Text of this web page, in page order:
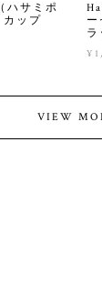
ハサミポ
カップ
VIEW